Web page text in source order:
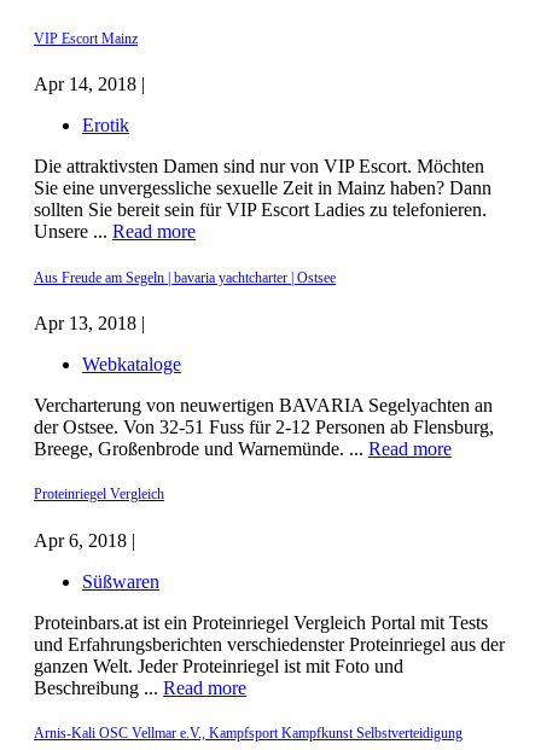
VIP Escort Mainz
Apr 14, 2018 |
Erotik
Die attraktivsten Damen sind nur von VIP Escort. Möchten
Sie eine unvergessliche sexuelle Zeit in Mainz haben? Dann
sollten Sie bereit sein für VIP Escort Ladies zu telefonieren.
Unsere ... Read more
Aus Freude am Segeln | bavaria yachtcharter | Ostsee
Apr 13, 2018 |
Webkataloge
Vercharterung von neuwertigen BAVARIA Segelyachten an
der Ostsee. Von 32-51 Fuss für 2-12 Personen ab Flensburg,
Breege, Großenbrode und Warnemünde. ... Read more
Proteinriegel Vergleich
Apr 6, 2018 |
Süßwaren
Proteinbars.at ist ein Proteinriegel Vergleich Portal mit Tests
und Erfahrungsberichten verschiedenster Proteinriegel aus der
ganzen Welt. Jeder Proteinriegel ist mit Foto und
Beschreibung ... Read more
Arnis-Kali OSC Vellmar e.V., Kampfsport Kampfkunst Selbstverteidigung